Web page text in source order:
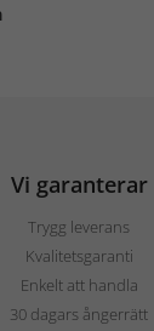
Vi garanterar
Trygg leverans
Kvalitetsgaranti
Enkelt att handla
30 dagars ångerrätt